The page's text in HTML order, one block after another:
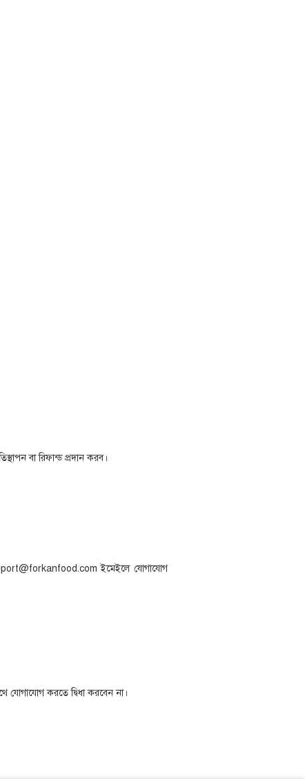
বা রিফান্ড প্রদান করব।
ইমেইলে যোগাযোগ
যোগাযোগ করতে দ্বিধা করবেন না।